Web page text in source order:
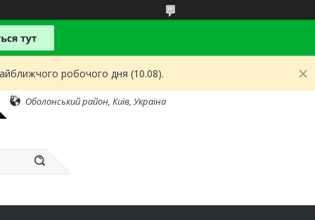
робочого дня (10.08).
Оболонський район, Київ, Україна